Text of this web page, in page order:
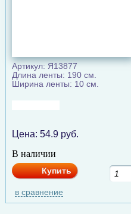
Артикул: Я13877
Длина ленты: 190 см.
Ширина ленты: 10 см.
Цена: 54.9руб.
В наличии
Купить
в сравнение